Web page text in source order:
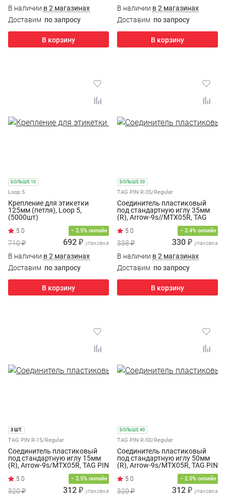
В наличии в 2 магазинах
Доставим по запросу
В корзину
В наличии в 2 магазинах
Доставим по запросу
В корзину
БОЛЬШЕ 10
Loop 5
Крепление для этикетки
125мм (петля), Loop 5,
(5000шт)
− 2.5% онлайн
710 ₽ 692 ₽ упаковка
В наличии в 2 магазинах
Доставим по запросу
В корзину
БОЛЬШЕ 30
TAG PIN R-35/Regular
Соединитель пластиковый
под стандартную иглу 35мм
(R), Arrow-9s//MTX05R, TAG
PIN R-35, (5000шт/уп.)
− 2.4% онлайн
338 ₽ 330 ₽ упаковка
В наличии в 2 магазинах
Доставим по запросу
В корзину
3 ШТ.
TAG PIN R-15/Regular
Соединитель пластиковый
под стандартную иглу 15мм
(R), Arrow-9s/MTX05R, TAG PIN
− 2.5% онлайн
320 ₽ 312 ₽ упаковка
БОЛЬШЕ 40
TAG PIN R-50/Regular
Соединитель пластиковый
под стандартную иглу 50мм
(R), Arrow-9s/MTX05R, TAG PIN
− 2.5% онлайн
320 ₽ 312 ₽ упаковка